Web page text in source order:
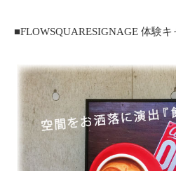
■FLOWSQUARESIGNAGE 体験